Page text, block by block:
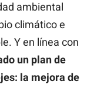
ambiental
climático e
Y en línea con
un plan de
la mejora de